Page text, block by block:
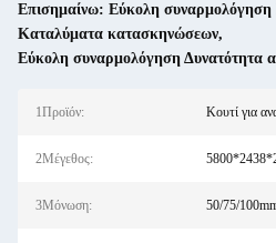
Επισημαίνω: Εύκολη
Καταλύματα κατασκηνώσεων,
Εύκολη συναρμολόγηση Δυνατότητα
1Προϊόν: Κουτί για
2Μέγεθος:
3Μόνωση: 50/75/